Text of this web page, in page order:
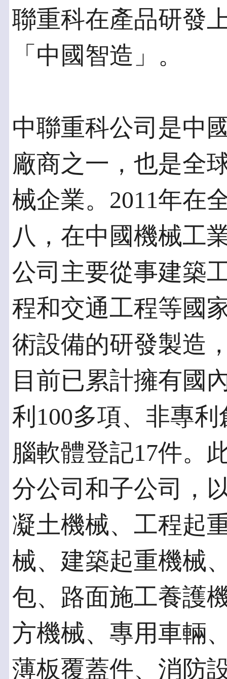
聯重科在產品研發
「中國智造」。
中聯重科公司是中
廠商之一，也是全
械企業。2011年在
八，在中國機械工
公司主要從事建築
程和交通工程等國
術設備的研發製造
目前已累計擁有國
利100多項、非專
腦軟體登記17件。
分公司和子公司，
凝土機械、工程起
械、建築起重機械
包、路面施工養護
方機械、專用車輛
薄板覆蓋件、消防